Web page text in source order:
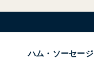
ハム・ソーセージ